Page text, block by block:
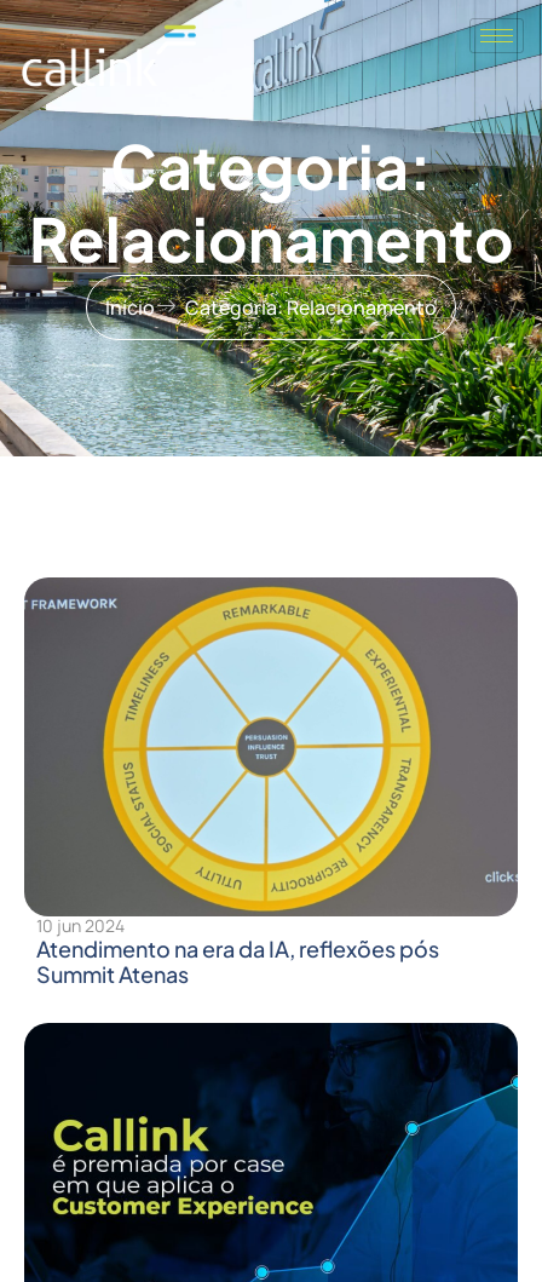
Categoria:
Relacionamento
Início Categoria: Relacionamento
10 jun 2024
Atendimento na era da IA, reflexões pós
Summit Atenas